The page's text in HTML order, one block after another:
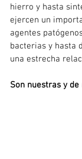
hierro y hasta
ejercen un
agentes
bacterias y hasta
una estrecha
Son nuestras y